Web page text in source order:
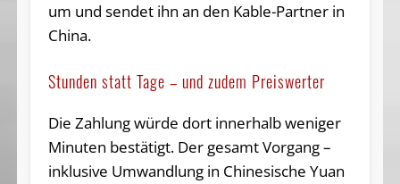
um und sendet ihn an den Kable-Partner in
China.
Stunden statt Tage – und zudem Preiswerter
Die Zahlung würde dort innerhalb weniger
Minuten bestätigt. Der gesamt Vorgang –
inklusive Umwandlung in Chinesische Yuan